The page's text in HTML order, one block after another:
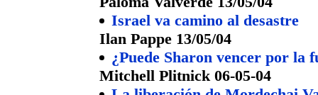
Israel va camino al desastre
Ilan Pappe 13/05/04
¿Puede Sharon vencer por la
Mitchell Plitnick 06-05-04